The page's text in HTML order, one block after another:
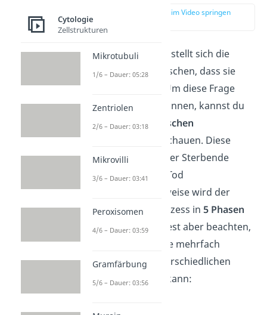
zur Stelle im Video springen
In der Psychologie stellt sich die
Frage: Ahnen Menschen, dass sie
sterben werden? Um diese Frage
beantworten zu können, kannst du
dir diepsychologischen
anschauen. Diese
beschreiben, wie der Sterbende
selbst mit seinem Tod
umgeht. Üblicherweise wird der
mentale Sterbeprozess in5 Phasen
unterteilt. Du solltest aber beachten,
dass der Sterbende mehrfach
zwischenden unterschiedlichen
Phasen wechseln
kann:
Cytologie
Zellstrukturen
Mikrotubuli
1/6 – Dauer: 05:28
Zentriolen
2/6 – Dauer: 03:18
Mikrovilli
3/6 – Dauer: 03:41
Peroxisomen
4/6 – Dauer: 03:59
Gramfärbung
5/6 – Dauer: 03:56